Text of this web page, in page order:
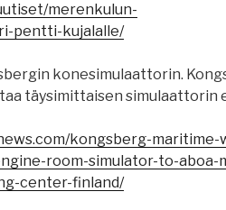
merenkulun-
pentti-kujalalle/
konesimulaattorin.
täysimittaisen simulaattorin
kongsberg-maritime-
room-simulator-to-aboa-
center-finland/